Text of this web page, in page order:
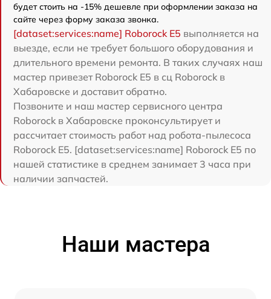
будет стоить на -15% дешевле при оформлении заказа на
сайте через форму заказа звонка.
[dataset:services:name] Roborock E5 выполняется на
выезде, если не требует большого оборудования и
длительного времени ремонта. В таких случаях наш
мастер привезет Roborock E5 в сц Roborock в
Хабаровске и доставит обратно.
Позвоните и наш мастер сервисного центра
Roborock в Хабаровске проконсультирует и
рассчитает стоимость работ над робота-пылесоса
Roborock E5. [dataset:services:name] Roborock E5 по
нашей статистике в среднем занимает 3 часа при
наличии запчастей.
Наши мастера